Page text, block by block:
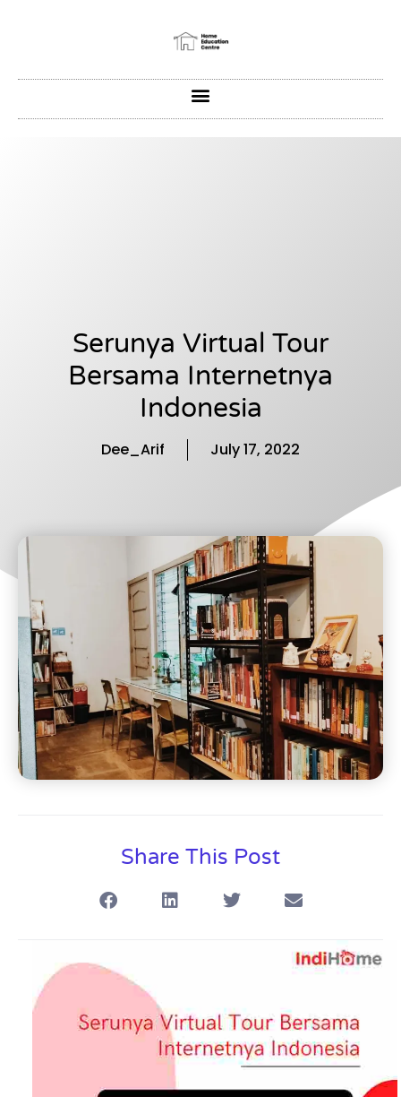
Serunya Virtual Tour
Bersama Internetnya
Indonesia
Dee_Arif July 17, 2022
Share This Post